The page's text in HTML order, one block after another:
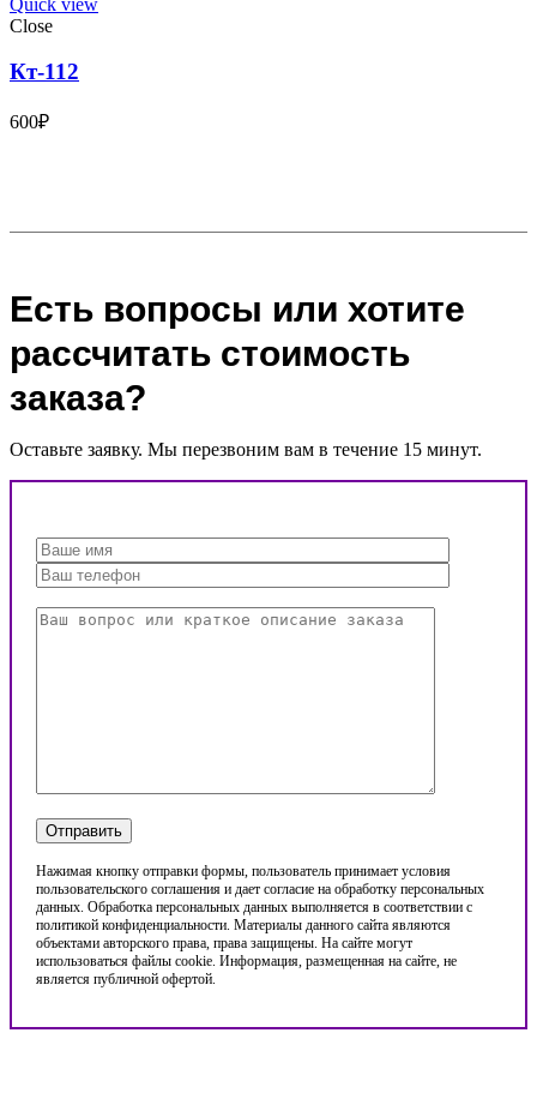
Close
Кт-112
600₽
Есть вопросы или хотите
рассчитать стоимость
заказа?
Оставьте заявку. Мы перезвоним вам в течение 15 минут.
Нажимая кнопку отправки формы, пользователь принимает условия
пользовательского соглашения и дает согласие на обработку персональных
данных. Обработка персональных данных выполняется в соответствии с
политикой конфиденциальности. Материалы данного сайта являются
объектами авторского права, права защищены. На сайте могут
использоваться файлы cookie. Информация, размещенная на сайте, не
является публичной офертой.